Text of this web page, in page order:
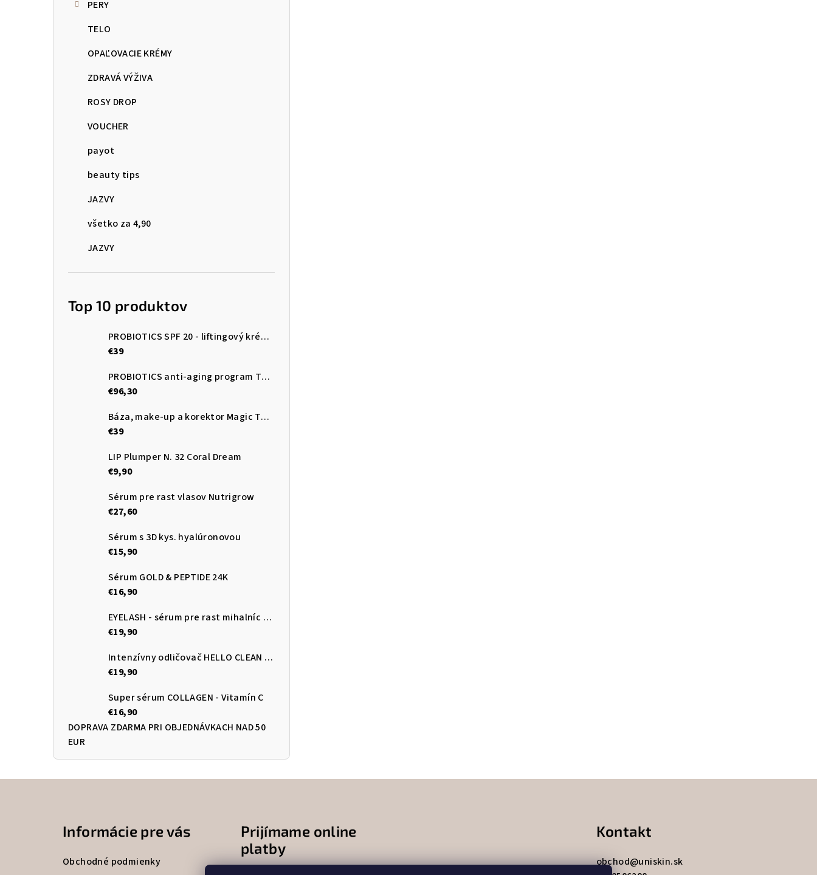
PERY
TELO
OPAĽOVACIE KRÉMY
ZDRAVÁ VÝŽIVA
ROSY DROP
VOUCHER
payot
beauty tips
JAZVY
všetko za 4,90
JAZVY
Top 10 produktov
PROBIOTICS SPF 20 - liftingový krém s výťažkom z voskovky
€39
PROBIOTICS anti-aging program TRIO
€96,30
Báza, make-up a korektor Magic Touch
€39
LIP Plumper N. 32 Coral Dream
€9,90
Sérum pre rast vlasov Nutrigrow
€27,60
Sérum s 3D kys. hyalúronovou
€15,90
Sérum GOLD & PEPTIDE 24K
€16,90
EYELASH - sérum pre rast mihalníc a obočia
€19,90
Intenzívny odličovač HELLO CLEAN 3v1 s kyselinou hyalurónovou
€19,90
Super sérum COLLAGEN - Vitamín C
€16,90
DOPRAVA ZDARMA PRI OBJEDNÁVKACH NAD 50
EUR
Informácie pre vás
Obchodné podmienky
Prijímame online
platby
Kontakt
obchod@uniskin.sk